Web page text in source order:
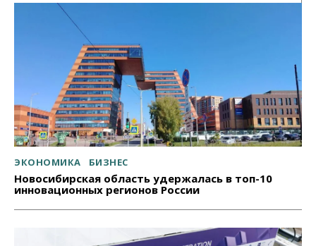
ЭКОНОМИКА БИЗНЕС
Новосибирская область удержалась в топ-10
инновационных регионов России